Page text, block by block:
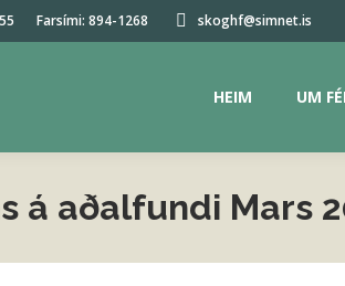
Farsími: 894-1268 skoghf@simnet.is
HEIM UM
á aðalfundi Mars
HEIM UM